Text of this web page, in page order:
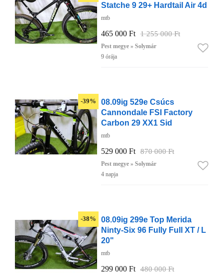
Statche 9 29+ Hardtail Air 4d
mtb
465 000 Ft 1 255 000 Ft
Pest megye » Solymár
9 órája
-39%
08.09ig 529e Csúcs
Cannondale FSI Factory
Carbon 29 XX1 Sid
mtb
529 000 Ft 870 000 Ft
Pest megye » Solymár
4 napja
-38%
08.09ig 299e Top Merida
Ninty-Six 96 Fully Full XT / L
20"
mtb
299 000 Ft 480 000 Ft